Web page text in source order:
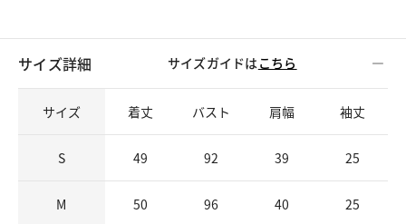
サイズ詳細 サイズガイドはこちら
サイズ 着丈 バスト 肩幅 袖丈
S 49 92 39 25
M 50 96 40 25